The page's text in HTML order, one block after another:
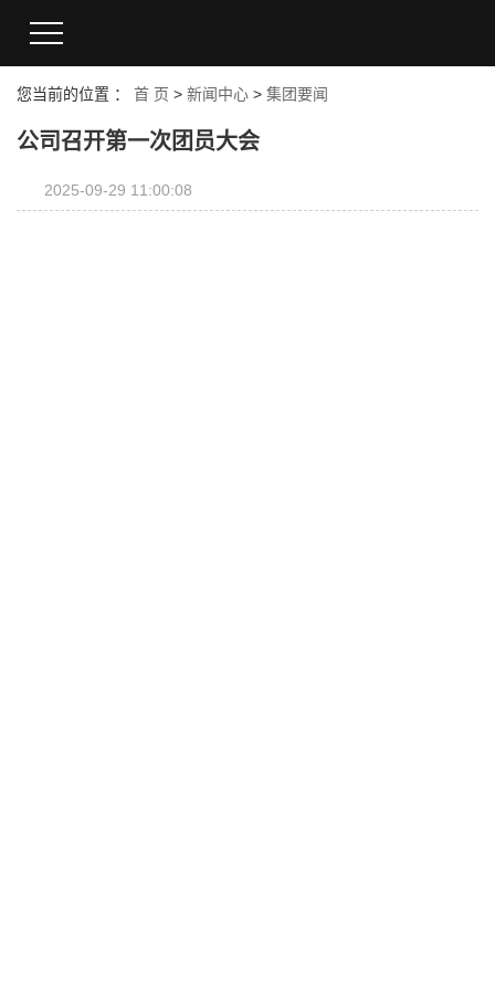
您当前的位置 ： 首 页 > 新闻中心 > 集团要闻
公司召开第一次团员大会
2025-09-29 11:00:08